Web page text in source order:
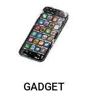
GADGET